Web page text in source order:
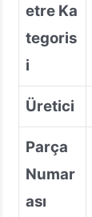
etre Ka
tegoris
i
Üretici
Parça
Numar
ası